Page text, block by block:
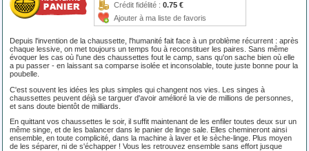
Crédit fidélité : 0.75 €
Ajouter à ma liste de favoris
Depuis l'invention de la chaussette, l'humanité fait face à un problème récurrent : après
chaque lessive, on met toujours un temps fou à reconstituer les paires. Sans même
évoquer les cas où l'une des chaussettes fout le camp, sans qu'on sache bien où elle
a pu passer - en laissant sa comparse isolée et inconsolable, toute juste bonne pour la
poubelle.
C'est souvent les idées les plus simples qui changent nos vies. Les singes à
chaussettes peuvent déjà se targuer d'avoir amélioré la vie de millions de personnes,
et sans doute bientôt de milliards.
En quittant vos chaussettes le soir, il suffit maintenant de les enfiler toutes deux sur un
même singe, et de les balancer dans le panier de linge sale. Elles chemineront ainsi
ensemble, en toute complicité, dans la machine à laver et le sèche-linge. Plus moyen
de les séparer, ni de s'échapper ! Vous les retrouvez ensemble sans effort jusque